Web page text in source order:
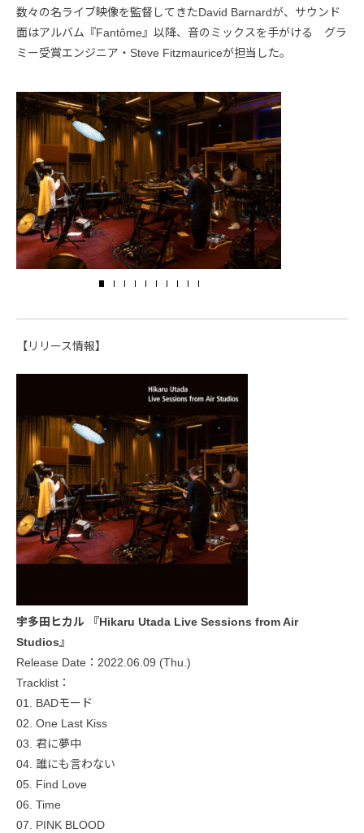
数々の名ライブ映像を監督してきたDavid Barnardが、サウンド
面はアルバム『Fantôme』以降、音のミックスを手がける グラ
ミー受賞エンジニア・Steve Fitzmauriceが担当した。
【リリース情報】
宇多田ヒカル 『Hikaru Utada Live Sessions from Air
Studios』
Release Date：2022.06.09 (Thu.)
Tracklist：
01. BADモード
02. One Last Kiss
03. 君に夢中
04. 誰にも言わない
05. Find Love
06. Time
07. PINK BLOOD